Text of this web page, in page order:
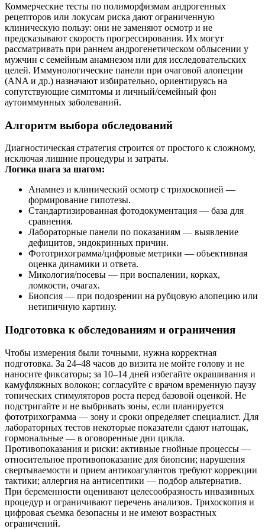
Коммерческие тесты по полиморфизмам андрогенных
рецепторов или локусам риска дают ограниченную
клиническую пользу: они не заменяют осмотр и не
предсказывают скорость прогрессирования. Их могут
рассматривать при раннем андрогенетическом облысении у
мужчин с семейным анамнезом или для исследовательских
целей. Иммунологические панели при очаговой алопеции
(ANA и др.) назначают избирательно, ориентируясь на
сопутствующие симптомы и личный/семейный фон
аутоиммунных заболеваний.
Алгоритм выбора обследований
Диагностическая стратегия строится от простого к сложному,
исключая лишние процедуры и затраты.
Логика шага за шагом:
Анамнез и клинический осмотр с трихоскопией —
формирование гипотезы.
Стандартизированная фотодокументация — база для
сравнения.
Лабораторные панели по показаниям — выявление
дефицитов, эндокринных причин.
Фототрихограмма/цифровые метрики — объективная
оценка динамики и ответа.
Микология/посевы — при воспалении, корках,
ломкости, очагах.
Биопсия — при подозрении на рубцовую алопецию или
нетипичную картину.
Подготовка к обследованиям и ограничения
Чтобы измерения были точными, нужна корректная
подготовка. За 24–48 часов до визита не мойте голову и не
наносите фиксаторы; за 10–14 дней избегайте окрашивания и
камуфляжных волокон; согласуйте с врачом временную паузу
топических стимуляторов роста перед базовой оценкой. Не
подстригайте и не выбривать зоны, если планируется
фототрихограмма — зону и сроки определяет специалист. Для
лабораторных тестов некоторые показатели сдают натощак,
гормональные — в оговоренные дни цикла.
Противопоказания и риски: активные гнойные процессы —
относительное противопоказание для биопсии; нарушения
свертываемости и прием антикоагулянтов требуют коррекции
тактики; аллергия на антисептики — подбор альтернатив.
При беременности оценивают целесообразность инвазивных
процедур и ограничивают перечень анализов. Трихоскопия и
цифровая съемка безопасны и не имеют возрастных
ограничений.